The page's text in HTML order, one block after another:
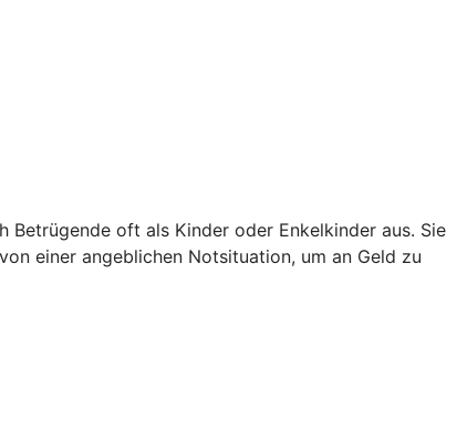
Betrügende oft als Kinder oder Enkelkinder aus. Sie
einer angeblichen Notsituation, um an Geld zu